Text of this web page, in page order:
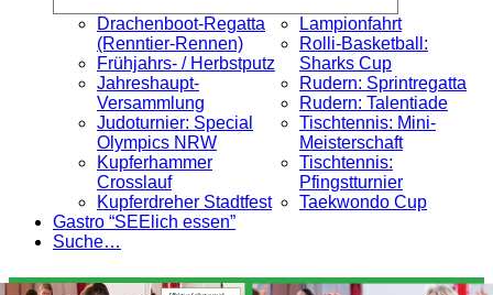
Drachenboot-Regatta
(Renntier-Rennen)
Frühjahrs- / Herbstputz
Jahreshaupt-
Versammlung
Judoturnier: Special
Olympics NRW
Kupferhammer
Crosslauf
Kupferdreher Stadtfest
Lampionfahrt
Rolli-Basketball:
Sharks Cup
Rudern: Sprintregatta
Rudern: Talentiade
Tischtennis: Mini-
Meisterschaft
Tischtennis:
Pfingstturnier
Taekwondo Cup
Gastro “SEElich essen”
Suche…